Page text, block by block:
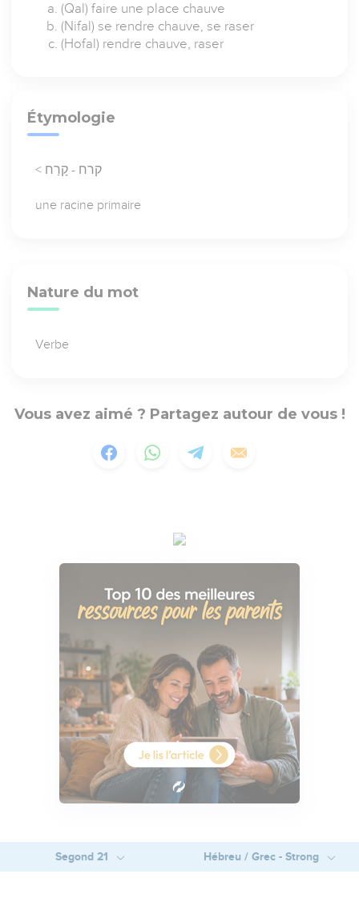
(Qal) faire une place chauve
(Nifal) se rendre chauve, se raser
(Hofal) rendre chauve, raser
Étymologie
< קרח - קָרַח
une racine primaire
Nature du mot
Verbe
Vous avez aimé ? Partagez autour de vous !
Segond 21 Hébreu / Grec - Strong